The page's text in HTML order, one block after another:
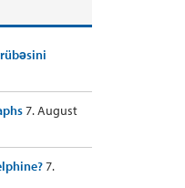
7. August
7.